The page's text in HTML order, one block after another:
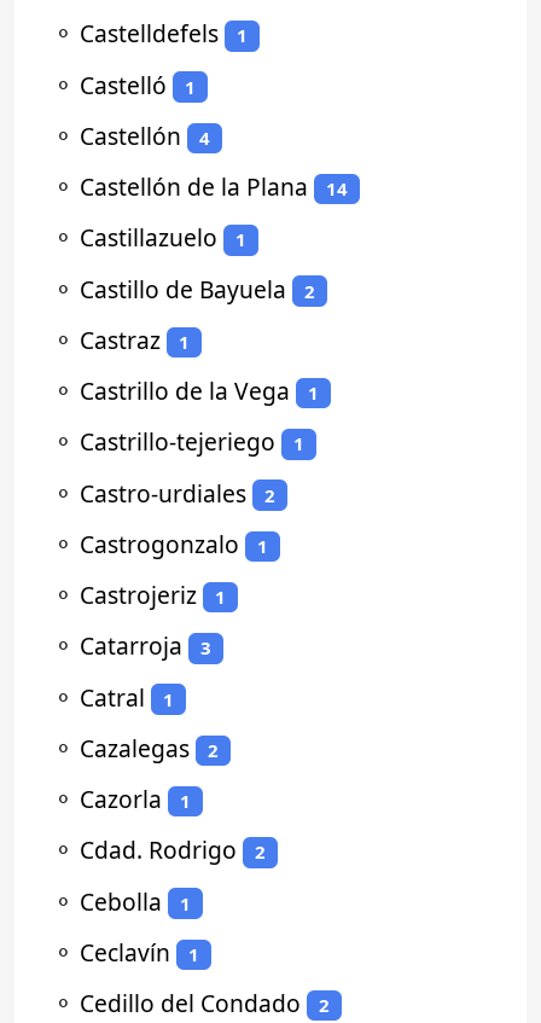
⚬ Castelldefels 1
⚬ Castelló 1
⚬ Castellón 4
⚬ Castellón de la Plana 14
⚬ Castillazuelo 1
⚬ Castillo de Bayuela 2
⚬ Castraz 1
⚬ Castrillo de la Vega 1
⚬ Castrillo-tejeriego 1
⚬ Castro-urdiales 2
⚬ Castrogonzalo 1
⚬ Castrojeriz 1
⚬ Catarroja 3
⚬ Catral 1
⚬ Cazalegas 2
⚬ Cazorla 1
⚬ Cdad. Rodrigo 2
⚬ Cebolla 1
⚬ Ceclavín 1
⚬ Cedillo del Condado 2